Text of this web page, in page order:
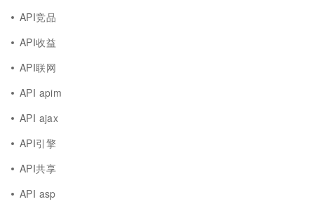
API竞品
API收益
API联网
API apim
API ajax
API引擎
API共享
API asp